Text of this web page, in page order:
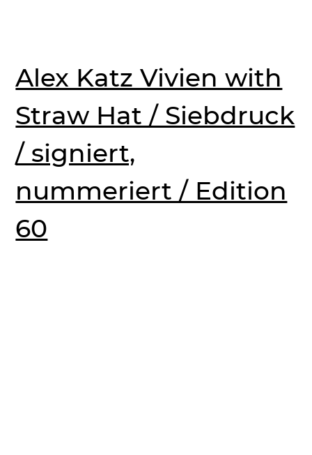
Alex Katz Vivien with
Straw Hat / Siebdruck
/ signiert,
nummeriert / Edition
60